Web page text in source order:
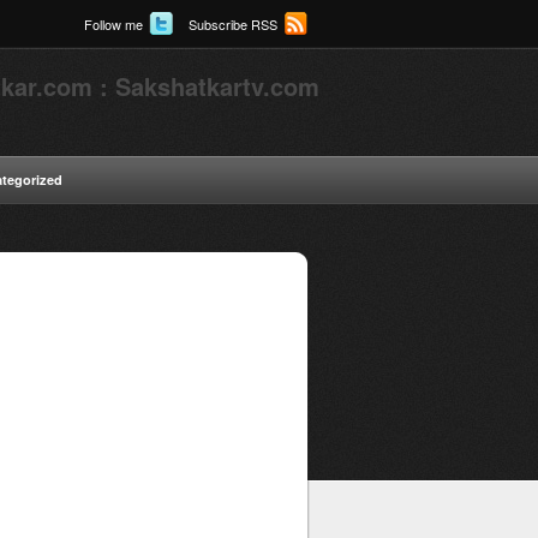
Follow me Subscribe RSS
: Sakshatkartv.com